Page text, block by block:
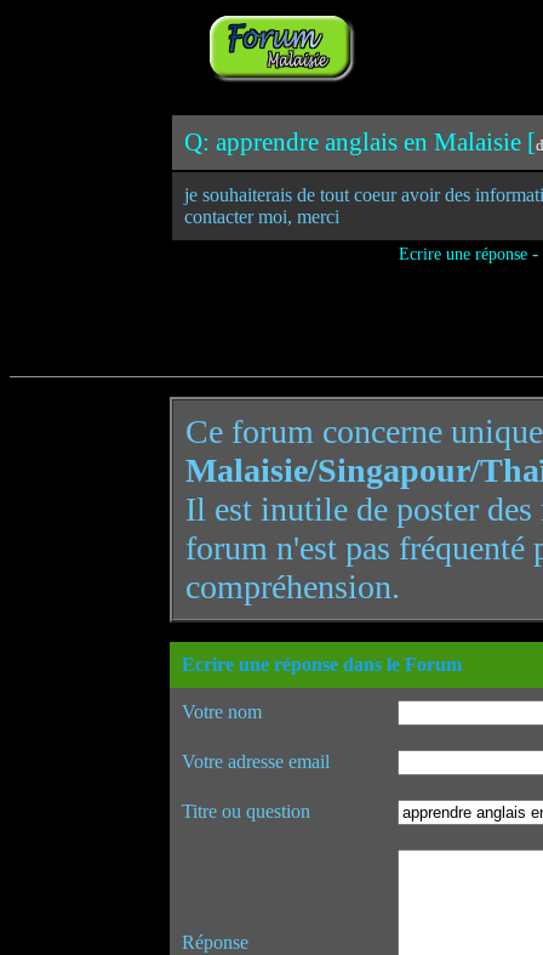
Q: apprendre anglais en Malaisie [
je souhaiterais de tout coeur avoir des
contacter moi, merci
Ecrire une réponse-
Ce forum concerne
Malaisie/Singapour/
Il est inutile de poster
forum n'est pas
compréhension.
Ecrire une réponse dans le Forum
Votre nom
Votre adresse email
Titre ou question
Réponse